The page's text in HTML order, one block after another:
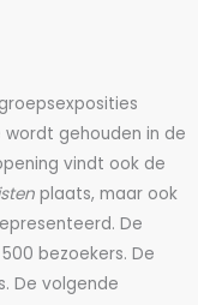
gehouden in de
vindt ook de
plaats, maar ook
De
bezoekers. De
De volgende